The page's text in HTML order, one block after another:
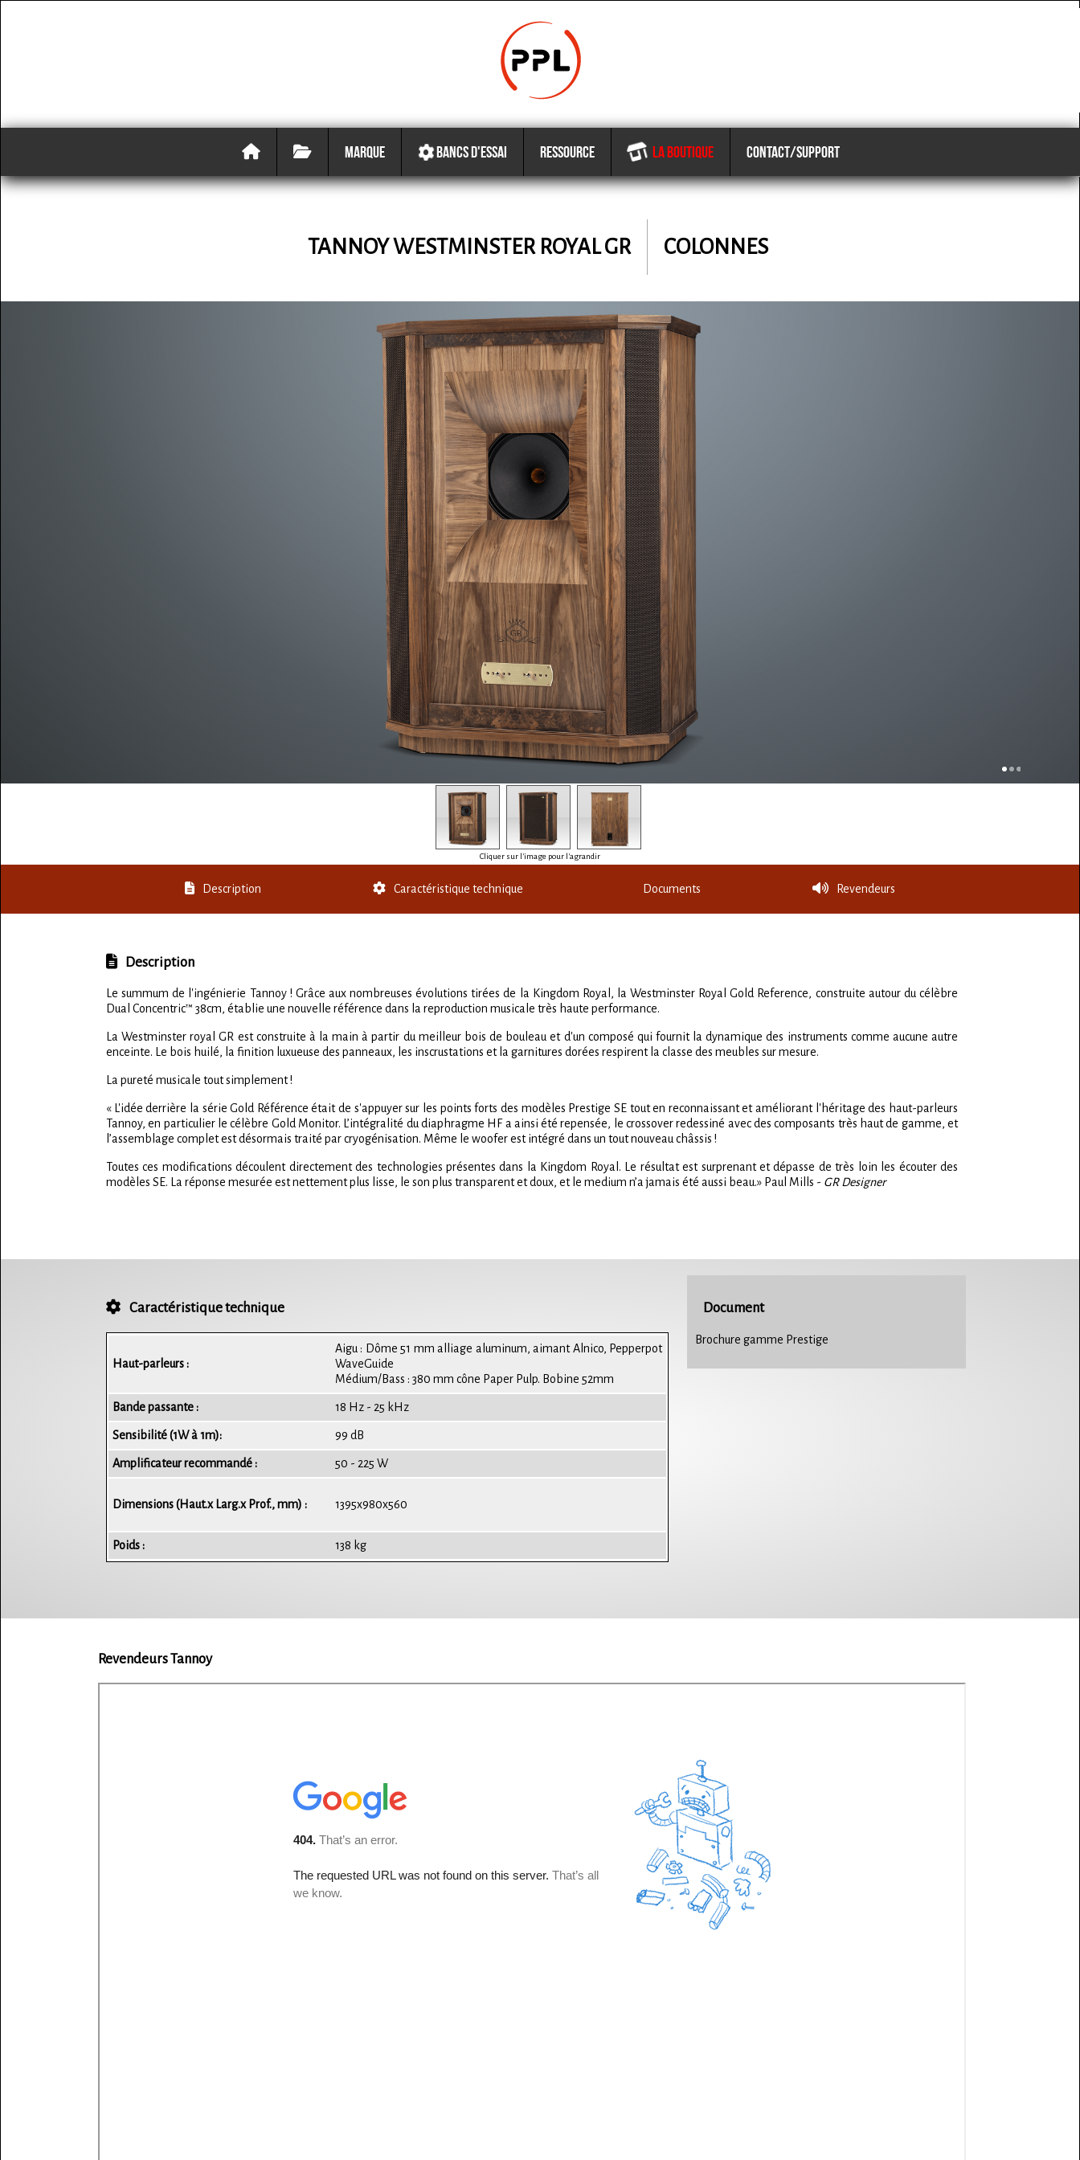
MARQUE BANCS D'ESSAI RESSOURCE LA BOUTIQUE CONTACT/SUPPORT
TANNOYWESTMINSTER ROYAL GR COLONNES
Cliquer sur l'image pour l'agrandir
Description Caractéristique technique Documents Revendeurs
Description
Le summum de l'ingénierie Tannoy ! Grâce aux nombreuses évolutions tirées de la Kingdom Royal, la Westminster Royal Gold Reference, construite autour du célèbre
Dual Concentric™ 38cm, établie une nouvelle référence dans la reproduction musicale très haute performance.
La Westminster royal GR est construite à la main à partir du meilleur bois de bouleau et d'un composé qui fournit la dynamique des instruments comme aucune autre
enceinte. Le bois huilé, la finition luxueuse des panneaux, les inscrustations et la garnitures dorées respirent la classe des meubles sur mesure.
La pureté musicale tout simplement !
« L'idée derrière la série Gold Référence était de s'appuyer sur les points forts des modèles Prestige SE tout en reconnaissant et améliorant l'héritage des haut-parleurs
Tannoy, en particulier le célèbre Gold Monitor. L’intégralité du diaphragme HF a ainsi été repensée, le crossover redessiné avec des composants très haut de gamme, et
l’assemblage complet est désormais traité par cryogénisation. Même le woofer est intégré dans un tout nouveau châssis !
Toutes ces modifications découlent directement des technologies présentes dans la Kingdom Royal. Le résultat est surprenant et dépasse de très loin les écouter des
modèles SE. La réponse mesurée est nettement plus lisse, le son plus transparent et doux, et le medium n’a jamais été aussi beau.» Paul Mills - GR Designer
Caractéristique technique
Haut-parleurs :
Aigu : Dôme 51 mm alliage aluminum, aimant Alnico, Pepperpot
WaveGuide
Médium/Bass : 380 mm cône Paper Pulp. Bobine 52mm
Bande passante : 18 Hz - 25 kHz
Sensibilité (1W à 1m): 99 dB
Amplificateur recommandé : 50 - 225 W
Dimensions (Haut.x Larg.x Prof., mm) : 1395x980x560
Poids : 138 kg
Document
Brochure gamme Prestige
Revendeurs Tannoy